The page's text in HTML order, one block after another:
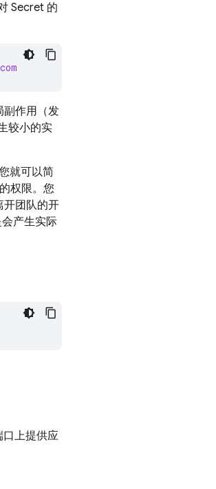
Secret 的
副作用（发
较小的实
就可以简
权限。您
开团队的开
产生实际
口上提供应